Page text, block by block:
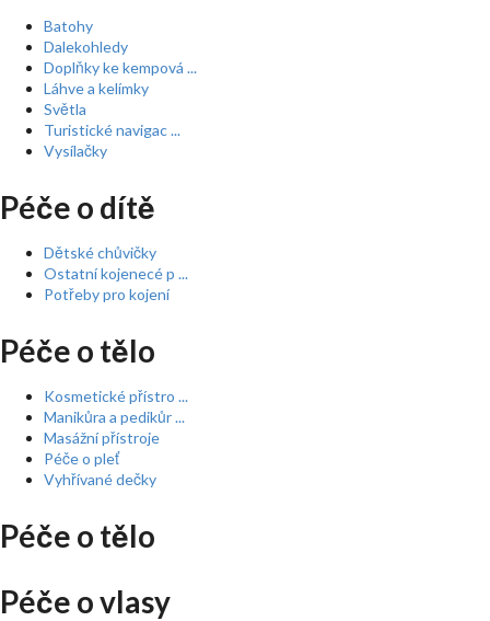
Batohy
Dalekohledy
Doplňky ke kempová ...
Láhve a kelímky
Světla
Turistické navigac ...
Vysílačky
Péče o dítě
Dětské chůvičky
Ostatní kojenecé p ...
Potřeby pro kojení
Péče o tělo
Kosmetické přístro ...
Manikůra a pedikůr ...
Masážní přístroje
Péče o pleť
Vyhřívané dečky
Péče o tělo
Péče o vlasy